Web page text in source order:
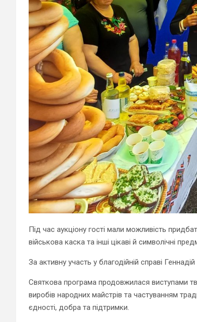
Під час аукціону гості мали можливість
військова каска та інші цікаві й символічні
За активну участь у благодійній справі
Святкова програма продовжилася виступами
виробів народних майстрів та частуванням
єдності, добра та підтримки.